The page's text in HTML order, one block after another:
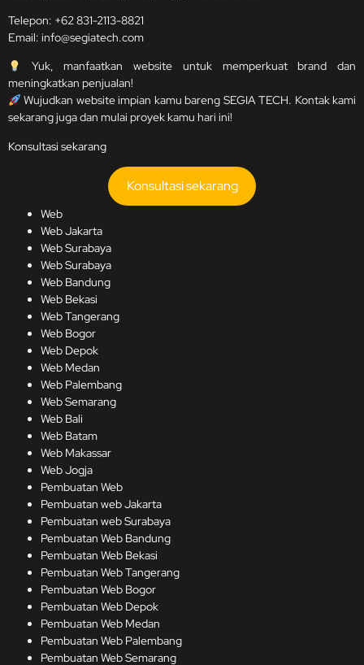
Telepon: +62 831-2113-8821
Email: info@segiatech.com
Yuk, manfaatkan website untuk memperkuat brand dan
meningkatkan penjualan!
Wujudkan website impian kamu bareng SEGIA TECH. Kontak kami
sekarang juga dan mulai proyek kamu hari ini!
Konsultasi sekarang
Konsultasi sekarang
Web
Web Jakarta
Web Surabaya
Web Surabaya
Web Bandung
Web Bekasi
Web Tangerang
Web Bogor
Web Depok
Web Medan
Web Palembang
Web Semarang
Web Bali
Web Batam
Web Makassar
Web Jogja
Pembuatan Web
Pembuatan web Jakarta
Pembuatan web Surabaya
Pembuatan Web Bandung
Pembuatan Web Bekasi
Pembuatan Web Tangerang
Pembuatan Web Bogor
Pembuatan Web Depok
Pembuatan Web Medan
Pembuatan Web Palembang
Pembuatan Web Semarang